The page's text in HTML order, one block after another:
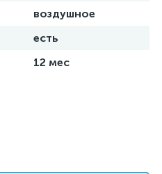
воздушное
есть
12 мес